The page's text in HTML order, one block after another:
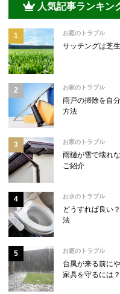
人気記事ランキン
お庭のトラブル
サッチングは芝
お家のトラブル
雨戸の掃除を自
方法
お家のトラブル
雨樋が雪で壊れ
ご紹介
お水のトラブル
どうすれば良い
法
お庭のトラブル
台風が来る前に
家具を守るには？